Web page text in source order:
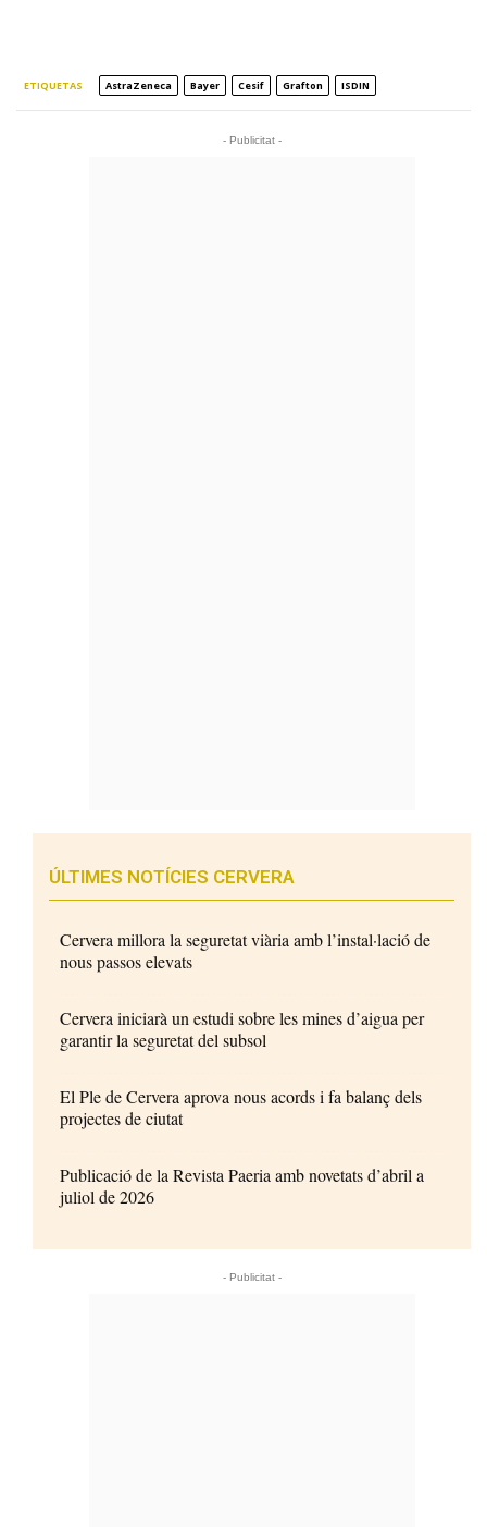
ETIQUETAS AstraZeneca Bayer Cesif Grafton ISDIN
- Publicitat -
ÚLTIMES NOTÍCIES CERVERA
Cervera millora la seguretat viària amb l’instal·lació de
nous passos elevats
Cervera iniciarà un estudi sobre les mines d’aigua per
garantir la seguretat del subsol
El Ple de Cervera aprova nous acords i fa balanç dels
projectes de ciutat
Publicació de la Revista Paeria amb novetats d’abril a
juliol de 2026
- Publicitat -